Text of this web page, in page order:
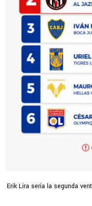
Erik Lira sería la segunda